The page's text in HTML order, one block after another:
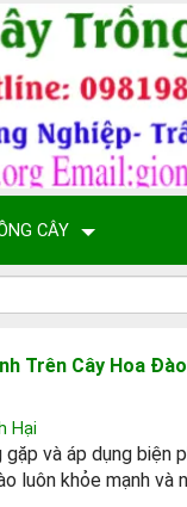
CÂY
Trên Cây Hoa
Hại
và áp dụng biện
luôn khỏe mạnh và